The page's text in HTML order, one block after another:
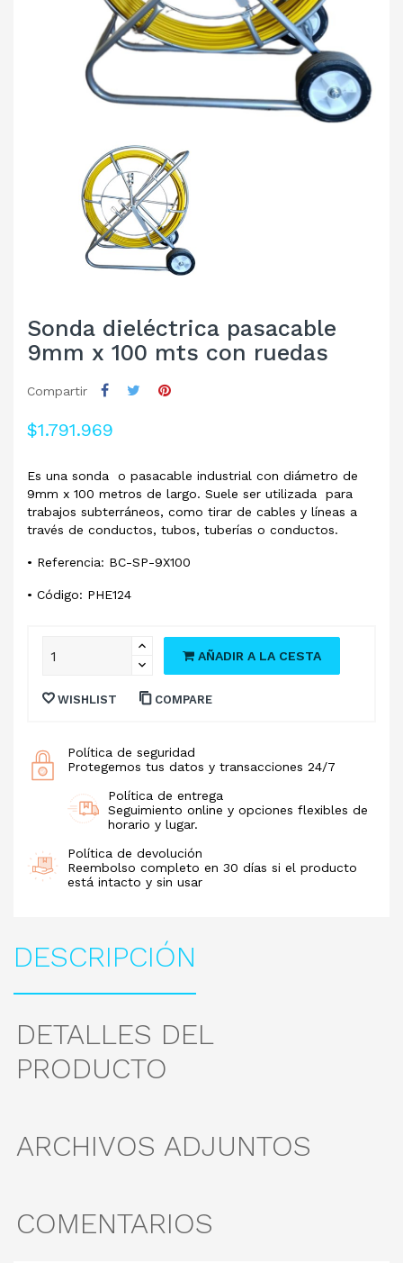
Sonda dieléctrica pasacable
9mm x 100 mts con ruedas
Compartir
$1.791.969
Es una sonda o pasacable industrial con diámetro de
9mm x 100 metros de largo. Suele ser utilizada para
trabajos subterráneos, como tirar de cables y líneas a
través de conductos, tubos, tuberías o conductos.
• Referencia: BC-SP-9X100
• Código: PHE124
AÑADIR A LA CESTA
WISHLIST COMPARE
Política de seguridad
Protegemos tus datos y transacciones 24/7
Política de entrega
Seguimiento online y opciones flexibles de
horario y lugar.
Política de devolución
Reembolso completo en 30 días si el producto
está intacto y sin usar
DESCRIPCIÓN
DETALLES DEL
PRODUCTO
ARCHIVOS ADJUNTOS
COMENTARIOS